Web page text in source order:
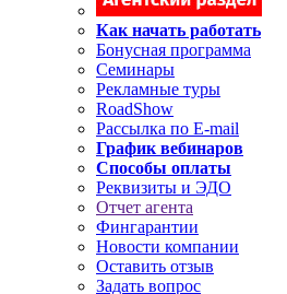
Как начать работать
Бонусная программа
Семинары
Рекламные туры
RoadShow
Рассылка по E-mail
График вебинаров
Способы оплаты
Реквизиты и ЭДО
Отчет агента
Фингарантии
Новости компании
Оставить отзыв
Задать вопрос